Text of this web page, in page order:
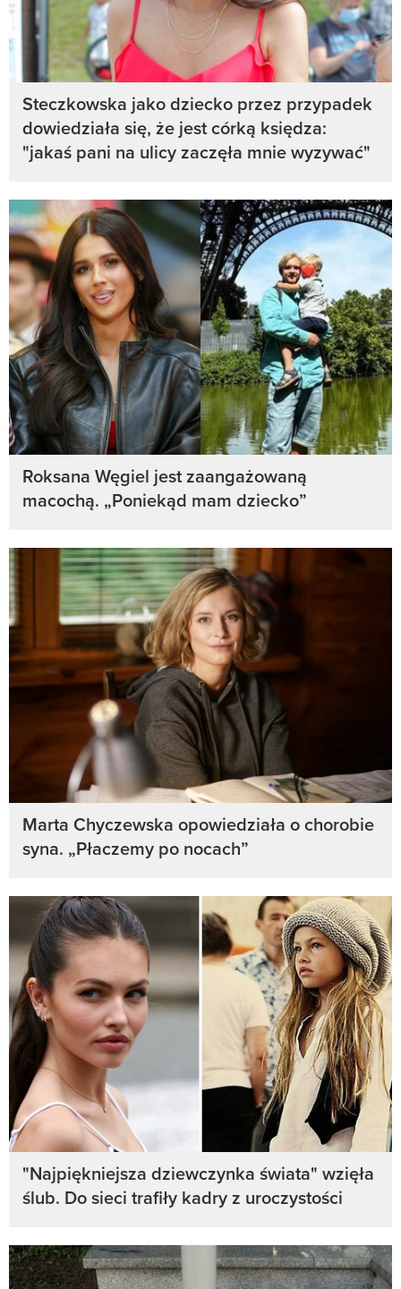
Steczkowska jako dziecko przez przypadek
dowiedziała się, że jest córką księdza:
"jakaś pani na ulicy zaczęła mnie wyzywać"
Roksana Węgiel jest zaangażowaną
macochą. „Poniekąd mam dziecko”
Marta Chyczewska opowiedziała o chorobie
syna. „Płaczemy po nocach”
"Najpiękniejsza dziewczynka świata" wzięła
ślub. Do sieci trafiły kadry z uroczystości